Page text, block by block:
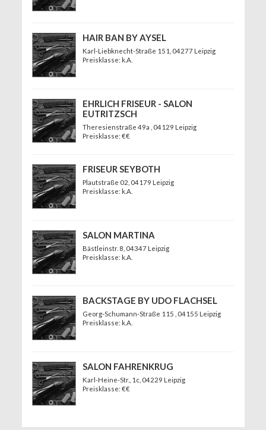
HAIR BAN BY AYSEL
Karl-Liebknecht-Straße 151 , 04277 Leipzig
Preisklasse: k.A.
EHRLICH FRISEUR - SALON
EUTRITZSCH
Theresienstraße 49a
, 04129 Leipzig
Preisklasse: €€
FRISEUR SEYBOTH
Plautstraße 02 , 04179 Leipzig
Preisklasse: k.A.
SALON MARTINA
Bästleinstr. 8 , 04347 Leipzig
Preisklasse: k.A.
BACKSTAGE BY UDO FLACHSEL
Georg-Schumann-Straße 115
, 04155 Leipzig
Preisklasse: k.A.
SALON FAHRENKRUG
Karl-Heine-Str., 1c, 04229 Leipzig
Preisklasse: €€